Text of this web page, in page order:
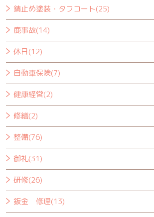
錆止め塗装・タフコート(25)
鹿事故(14)
休日(12)
自動車保険(7)
健康経営(2)
修繕(2)
整備(76)
御礼(31)
研修(26)
鈑金 修理(13)